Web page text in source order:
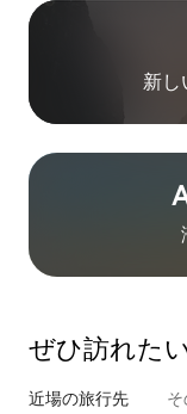
新し
ぜひ訪⁠れ⁠た⁠
近場の旅行先